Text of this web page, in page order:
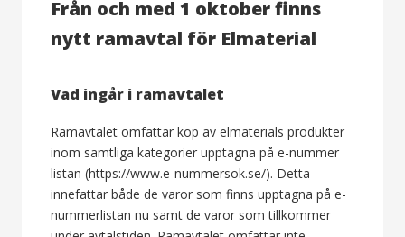
Från och med 1 oktober finns
nytt ramavtal för Elmaterial
Vad ingår i ramavtalet
Ramavtalet omfattar köp av elmaterials produkter
inom samtliga kategorier upptagna på e-nummer
listan (https://www.e-nummersok.se/). Detta
innefattar både de varor som finns upptagna på e-
nummerlistan nu samt de varor som tillkommer